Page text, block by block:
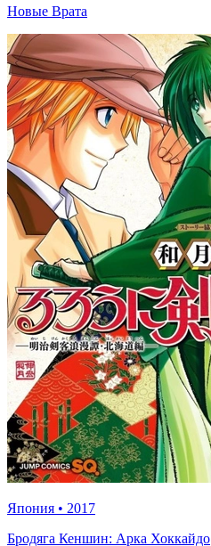
Новые Врата
Япония • 2017
Бродяга Кеншин: Арка Хоккайдо